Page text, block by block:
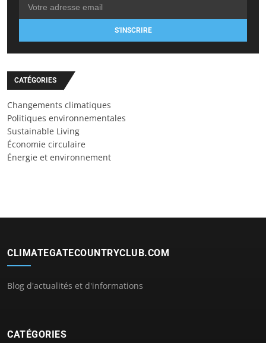
S'INSCRIRE
CATÉGORIES
Changements climatiques
Politiques environnementales
Sustainable Living
Économie circulaire
Énergie et environnement
CLIMATEGATECOUNTRYCLUB.COM
Blog d'actualités et d'informations
CATÉGORIES